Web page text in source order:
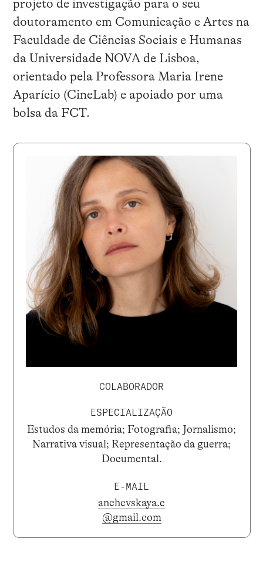
projeto de investigação para o seu
doutoramento em Comunicação e Artes na
Faculdade de Ciências Sociais e Humanas
da Universidade NOVA de Lisboa,
orientado pela Professora Maria Irene
Aparício (CineLab) e apoiado por uma
bolsa da FCT.
COLABORADOR
ESPECIALIZAÇÃO
Estudos da memória; Fotografia; Jornalismo;
Narrativa visual; Representação da guerra;
Documental.
E-MAIL
anchevskaya.e
@gmail.com